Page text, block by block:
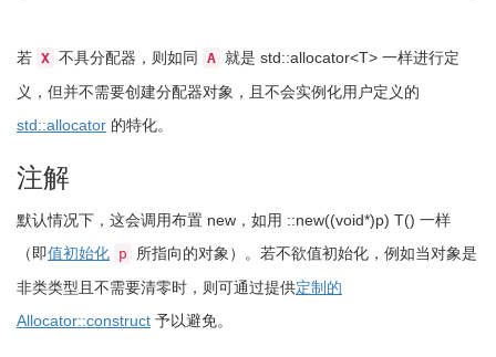
若 X 不具分配器，则如同 A 就是 std::allocator<T> 一样进行定
义，但并不需要创建分配器对象，且不会实例化用户定义的
std::allocator 的特化。
注解
默认情况下，这会调用布置 new，如用 ::new((void*)p) T() 一样
（即值初始化 p
所指向的对象）。若不欲值初始化，例如当对象是
非类类型且不需要清零时，则可通过提供定制的
Allocator::construct 予以避免。